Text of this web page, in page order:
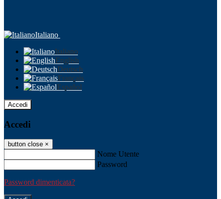
Italiano
Italiano
English
Deutsch
Français
Español
Accedi
Accedi
button close ×
Nome Utente
Password
Password dimenticata?